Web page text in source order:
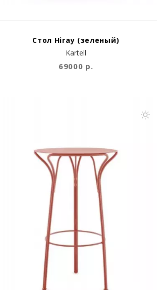
Kartell
Стол Hiray (зеленый)
69000 р.